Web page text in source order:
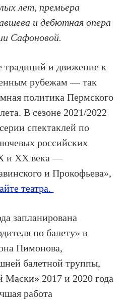
лет, премьера
и дебютная опера
Сафоновой.
традиций и движение к
рубежам — так
политика Пермского
В сезоне 2021/2022
спектаклей по
российских
и XX века —
и Прокофьева»,
театра.
запланирована
по балету» в
Пимонова,
балетной труппы,
Маски» 2017 и 2020 года
работа